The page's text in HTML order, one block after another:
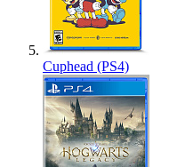
Cuphead (PS4)